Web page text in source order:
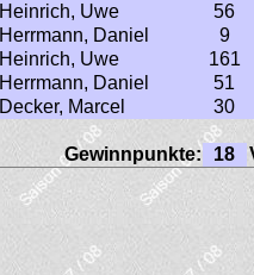
Heinrich, Uwe 56
Herrmann, Daniel 9
Heinrich, Uwe 161
Herrmann, Daniel 51
Decker, Marcel 30
Gewinnpunkte: 18